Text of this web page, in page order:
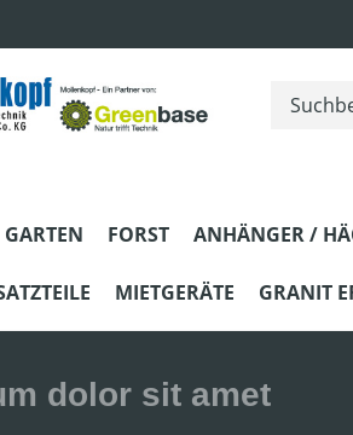
GARTEN FORST ANHÄNGER /
MIETGERÄTE GRANIT
dolor sit amet